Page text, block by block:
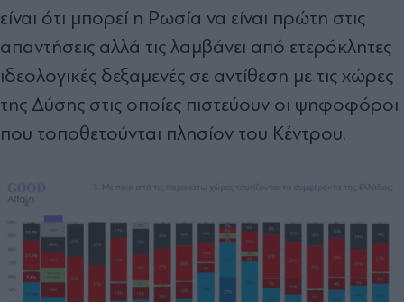
είναι ότι μπορεί η Ρωσία να είναι πρώτη στις
απαντήσεις αλλά τις λαμβάνει από ετερόκλητες
ιδεολογικές δεξαμενές σε αντίθεση με τις χώρες
της Δύσης στις οποίες πιστεύουν οι ψηφοφόροι
που τοποθετούνται πλησίον του Κέντρου.